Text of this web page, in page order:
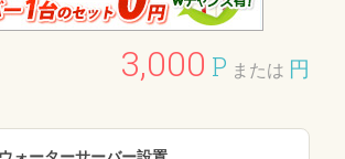
3,000 P または 円